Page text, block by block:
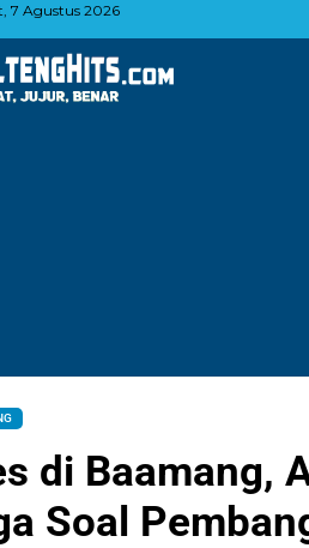
7 Agustus 2026
di Baamang,
Soal